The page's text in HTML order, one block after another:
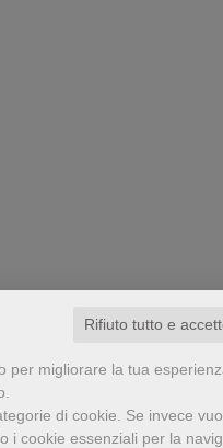
Rifiuto tutto e
migliorare la tua
di cookie. Se invece
cookie essenziali per la